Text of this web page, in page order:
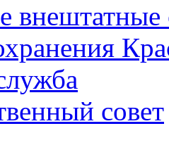
внештатные
совет